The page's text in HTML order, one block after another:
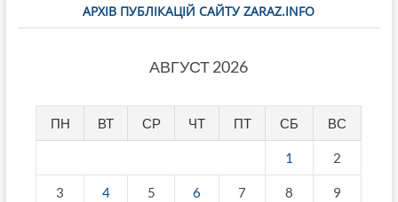
АРХІВ ПУБЛІКАЦІЙ САЙТУ ZARAZ.INFO
АВГУСТ 2026
ПН ВТ СР ЧТ ПТ СБ ВС
1 2
3 4 5 6 7 8 9